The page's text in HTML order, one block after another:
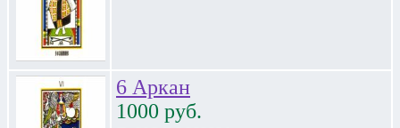
6 Аркан
1000 руб.